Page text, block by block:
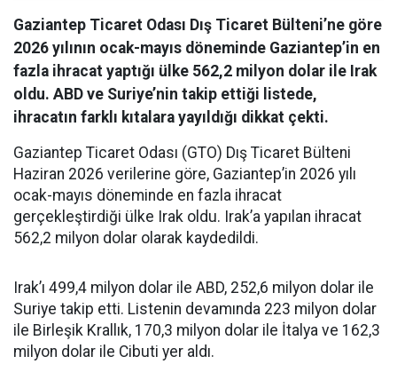
Gaziantep Ticaret Odası Dış Ticaret Bülteni’ne göre
2026 yılının ocak-mayıs döneminde Gaziantep’in en
fazla ihracat yaptığı ülke 562,2 milyon dolar ile Irak
oldu. ABD ve Suriye’nin takip ettiği listede,
ihracatın farklı kıtalara yayıldığı dikkat çekti.
Gaziantep Ticaret Odası (GTO) Dış Ticaret Bülteni
Haziran 2026 verilerine göre, Gaziantep’in 2026 yılı
ocak-mayıs döneminde en fazla ihracat
gerçekleştirdiği ülke Irak oldu. Irak’a yapılan ihracat
562,2 milyon dolar olarak kaydedildi.
Irak’ı 499,4 milyon dolar ile ABD, 252,6 milyon dolar ile
Suriye takip etti. Listenin devamında 223 milyon dolar
ile Birleşik Krallık, 170,3 milyon dolar ile İtalya ve 162,3
milyon dolar ile Cibuti yer aldı.